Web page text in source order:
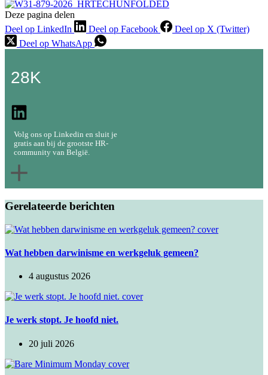
Deze pagina delen
Deel op LinkedIn
Deel op Facebook
Deel op X (Twitter)
Deel op WhatsApp
28K
Volg ons op Linkedin en sluit je
gratis aan bij de grootste HR-
community van België.
Gerelateerde berichten
Wat hebben darwinisme en werkgeluk gemeen?
4 augustus 2026
​Je werk stopt. Je hoofd niet.
20 juli 2026